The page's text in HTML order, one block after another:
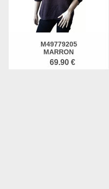
M49779205
MARRON
69.90 €